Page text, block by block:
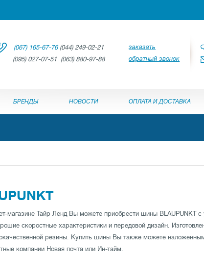
(067) 165-67-76(044) 249-02-21
(095) 027-07-51 (063) 880-97-88
заказать
обратный звонок
БРЕНДЫ НОВОСТИ ОПЛАТА И ДОСТАВКА
магазине Тайр Ленд Вы можете приобрести шины BLAUPUNKT
скоростные характеристики и передовой дизайн.
резины. Купить шины Вы также можете
компании Новая почта или Ин-тайм.